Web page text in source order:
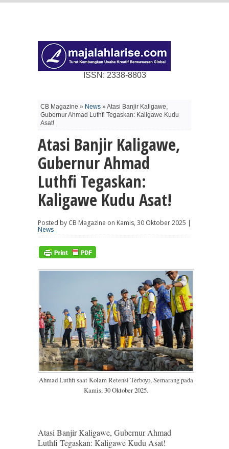
ISSN: 2338-8803
CB Magazine » News » Atasi Banjir Kaligawe,
Gubernur Ahmad Luthfi Tegaskan: Kaligawe Kudu
Asat!
Atasi Banjir Kaligawe,
Gubernur Ahmad
Luthfi Tegaskan:
Kaligawe Kudu Asat!
Posted by CB Magazine on Kamis, 30 Oktober 2025 |
News
Ahmad Luthfi saat Kolam Retensi Terboyo, Semarang pada
Kamis, 30 Oktober 2025.
Atasi Banjir Kaligawe, Gubernur Ahmad
Luthfi Tegaskan: Kaligawe Kudu Asat!